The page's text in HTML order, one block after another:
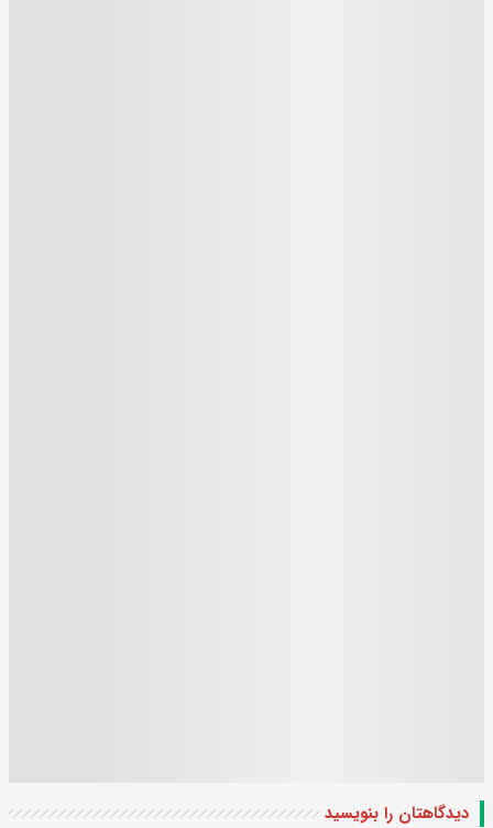
دیدگاهتان را بنویسید